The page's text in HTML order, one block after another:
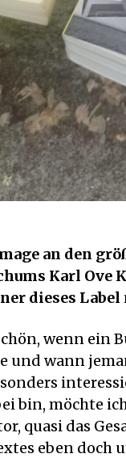
an den
Karl Ove
dieses Label
wenn ein
und wann
bin, möchte
quasi das
eben